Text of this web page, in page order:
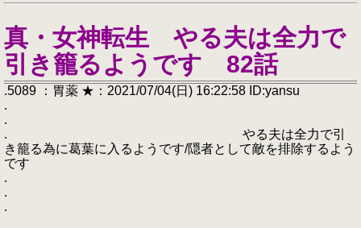
真・女神転生 やる夫は全力で
引き籠るようです 82話
.5089 ：胃薬 ★：2021/07/04(日) 16:22:58 ID:yansu
.
.
. やる夫は全力で引
き籠る為に葛葉に入るようです/隠者として敵を排除するよう
です
.
.
.